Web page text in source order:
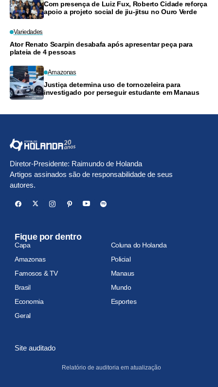
Com presença de Luiz Fux, Roberto Cidade reforça
apoio a projeto social de jiu-jitsu no Ouro Verde
Variedades
Ator Renato Scarpin desabafa após apresentar peça para
plateia de 4 pessoas
Amazonas
Justiça determina uso de tornozeleira para
investigado por perseguir estudante em Manaus
Diretor-Presidente: Raimundo de Holanda
Artigos assinados são de responsabilidade de seus
autores.
Fique por dentro
Capa
Coluna do Holanda
Amazonas
Policial
Famosos & TV
Manaus
Brasil
Mundo
Economia
Esportes
Geral
Site auditado
Relatório de auditoria em atualização